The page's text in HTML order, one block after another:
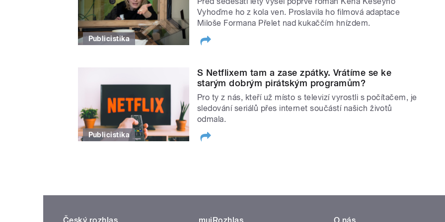
Publicistika
Vyhoďme ho z kola ven. Proslavila ho filmová adaptace
Miloše Formana Přelet nad kukaččím hnízdem.
Publicistika
S Netflixem tam a zase zpátky. Vrátíme se ke
starým dobrým pirátským programům?
Pro ty z nás, kteří už místo s televizí vyrostli s počítačem, je
sledování seriálů přes internet součástí našich životů
odmala.